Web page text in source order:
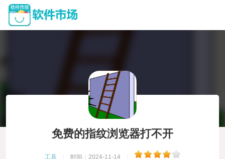
免费的指纹浏览器打不开
工具 时间：2024-11-14